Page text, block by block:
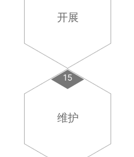
开展
15
维护